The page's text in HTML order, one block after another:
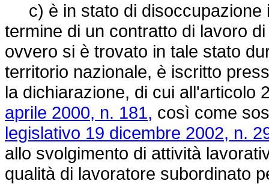
c) è in stato di disoccupazione
termine di un contratto di lavoro
ovvero si è trovato in tale stato
territorio nazionale, è iscritto
la dichiarazione, di cui all'articolo
aprile 2000, n. 181, così come
legislativo 19 dicembre 2002, n.
allo svolgimento di attività
qualità di lavoratore subordinato